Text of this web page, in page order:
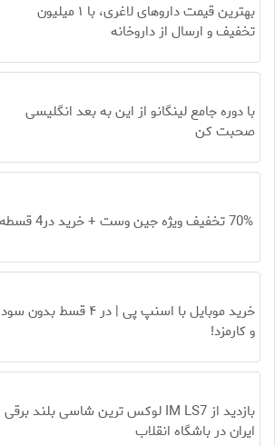
بهترین قیمت داروهای لاغری، با ۱ میلیون
تخفیف و ارسال از داروخانه‌
با دوره جامع لینگانو از این به بعد انگلیسی
صحبت کن
70% تخفیف ویژه جین وست + خرید در4 قسطه
خرید موبایل با اسنپ پی | در ۴ قسط بدون سود
و کارمزد!
بازدید از IM LS7 لوکس ترین شاسی بلند برقی
ایران در باشگاه انقلاب